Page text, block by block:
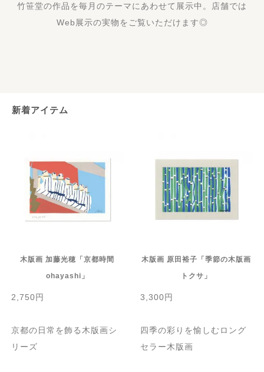
竹笹堂の作品を毎月のテーマにあわせて展示中。店舗では
Web展示の実物をご覧いただけます◎
新着アイテム
木版画 加藤光穂「京都時間
ohayashi」
2,750円
京都の日常を飾る木版画シ
リーズ
木版画 原田裕子「季節の木版画
トクサ」
3,300円
四季の彩りを愉しむロング
セラー木版画